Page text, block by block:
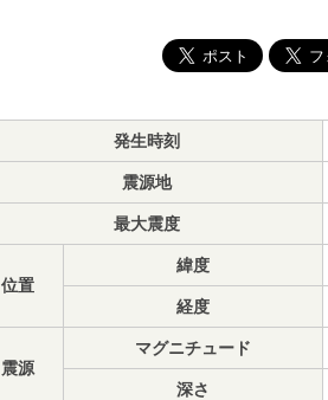
発生時刻
震源地
最大震度
位置
緯度
経度
震源
マグニチュード
深さ